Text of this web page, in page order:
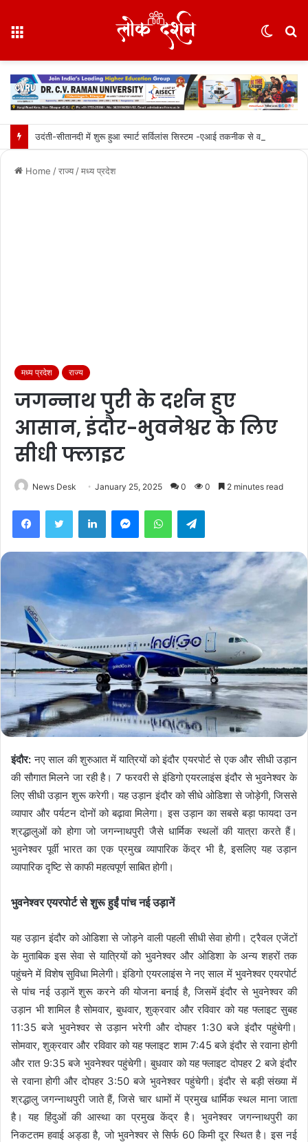
Home /राज्य /मध्य प्रदेश
मध्य प्रदेश राज्य
जगन्नाथ पुरी के दर्शन हुए
आसान, इंदौर-भुवनेश्वर के लिए
सीधी फ्लाइट
News Desk January 25, 2025 0 0 2 minutes read
इंदौर:नए साल की शुरुआत में यात्रियों को इंदौर एयरपोर्ट से एक और सीधी उड़ान
की सौगात मिलने जा रही है। 7 फरवरी से इंडिगो एयरलाइंस इंदौर से भुवनेश्वर के
लिए सीधी उड़ान शुरू करेगी। यह उड़ान इंदौर को सीधे ओडिशा से जोड़ेगी, जिससे
व्यापार और पर्यटन दोनों को बढ़ावा मिलेगा। इस उड़ान का सबसे बड़ा फायदा उन
श्रद्धालुओं को होगा जो जगन्नाथपुरी जैसे धार्मिक स्थलों की यात्रा करते हैं।
भुवनेश्वर पूर्वी भारत का एक प्रमुख व्यापारिक केंद्र भी है, इसलिए यह उड़ान
व्यापारिक दृष्टि से काफी महत्वपूर्ण साबित होगी।
भुवनेश्वर एयरपोर्ट से शुरू हुईं पांच नई उड़ानें
यह उड़ान इंदौर को ओडिशा से जोड़ने वाली पहली सीधी सेवा होगी। ट्रैवल एजेंटों
के मुताबिक इस सेवा से यात्रियों को भुवनेश्वर और ओडिशा के अन्य शहरों तक
पहुंचने में विशेष सुविधा मिलेगी। इंडिगो एयरलाइंस ने नए साल में भुवनेश्वर एयरपोर्ट
से पांच नई उड़ानें शुरू करने की योजना बनाई है, जिसमें इंदौर से भुवनेश्वर की
उड़ान भी शामिल है सोमवार, बुधवार, शुक्रवार और रविवार को यह फ्लाइट सुबह
11:35 बजे भुवनेश्वर से उड़ान भरेगी और दोपहर 1:30 बजे इंदौर पहुंचेगी।
सोमवार, शुक्रवार और रविवार को यह फ्लाइट शाम 7:45 बजे इंदौर से रवाना होगी
और रात 9:35 बजे भुवनेश्वर पहुंचेगी। बुधवार को यह फ्लाइट दोपहर 2 बजे इंदौर
से रवाना होगी और दोपहर 3:50 बजे भुवनेश्वर पहुंचेगी। इंदौर से बड़ी संख्या में
श्रद्धालु जगन्नाथपुरी जाते हैं, जिसे चार धामों में प्रमुख धार्मिक स्थल माना जाता
है। यह हिंदुओं की आस्था का प्रमुख केंद्र है। भुवनेश्वर जगन्नाथपुरी का
निकटतम हवाई अड्डा है, जो भुवनेश्वर से सिर्फ 60 किमी दूर स्थित है। इस नई